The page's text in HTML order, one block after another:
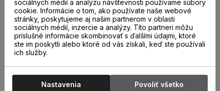
sociálnych médií a analýzu návštevnosti používame súbory
cookie. Informácie o tom, ako používate naše webové
stránky, poskytujeme aj našim partnerom v oblasti
sociálnych médií, inzercie a analýzy. Títo partneri môžu
príslušné informácie skombinovať s ďalšími údajmi, ktoré
ste im poskytli alebo ktoré od vás získali, keď ste používali
ich služby.
Nastavenia Povoliť všetko